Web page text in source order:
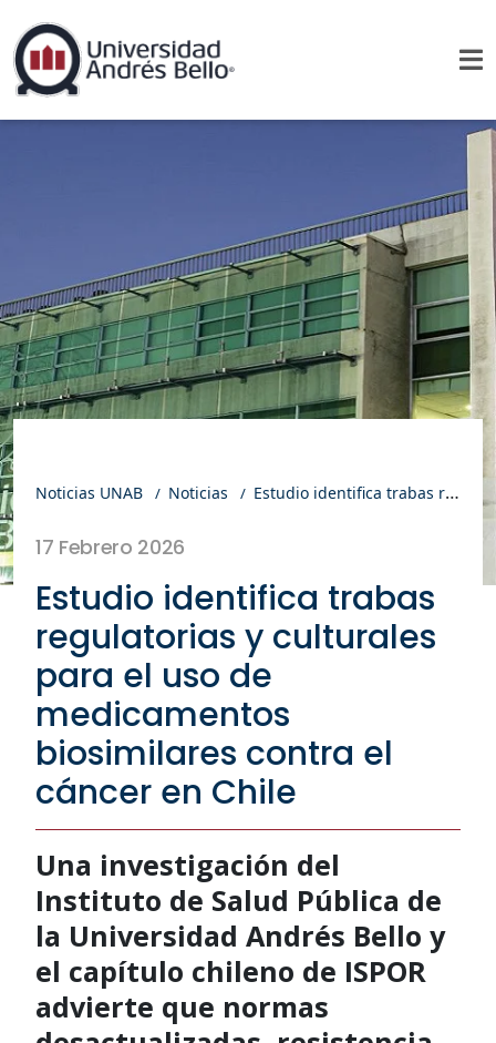
Noticias UNAB Noticias Estudio identifica trabas regulatorias y culturales para el uso de medicamentos biosimilares contra el cáncer en Chile
17 Febrero 2026
Estudio identifica trabas
regulatorias y culturales
para el uso de
medicamentos
biosimilares contra el
cáncer en Chile
Una investigación del
Instituto de Salud Pública de
la Universidad Andrés Bello y
el capítulo chileno de ISPOR
advierte que normas